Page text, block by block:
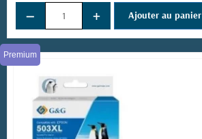
− + Ajouter au panier
Premium